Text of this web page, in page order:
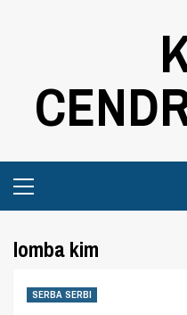
Menu
lomba kim
SERBA SERBI